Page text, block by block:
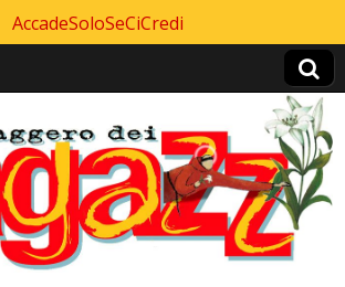
AccadeSoloSeCiCredi